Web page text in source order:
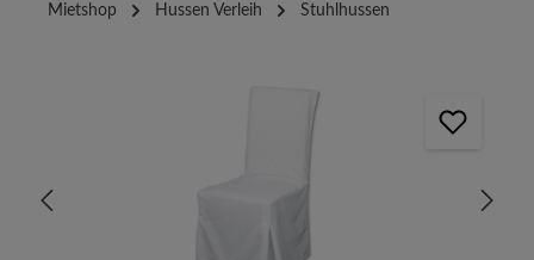
Mietshop Hussen Verleih Stuhlhussen